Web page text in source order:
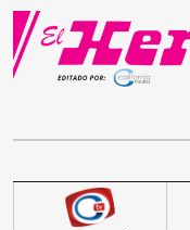
Skip
content